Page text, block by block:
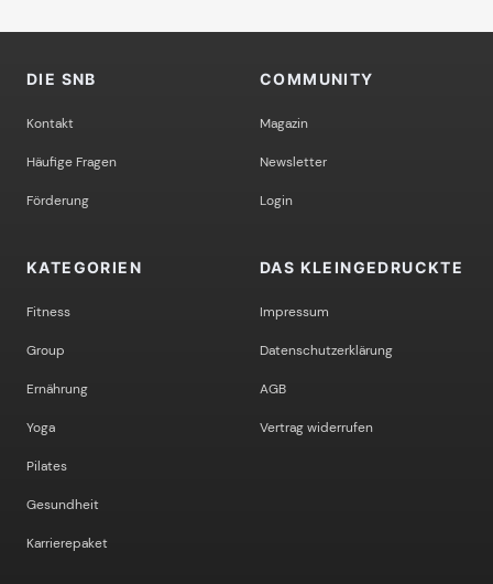
DIE SNB
Kontakt
Häufige Fragen
Förderung
COMMUNITY
Magazin
Newsletter
Login
KATEGORIEN
Fitness
Group
Ernährung
Yoga
Pilates
Gesundheit
Karrierepaket
DAS KLEINGEDRUCKTE
Impressum
Datenschutzerklärung
AGB
Vertrag widerrufen